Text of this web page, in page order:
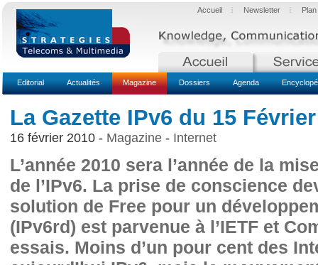
Accueil Newsletter
Editorial Actualités Magazine Dossiers Agenda
La Gazette IPv6 du 15
16 février 2010 - Magazine- Internet
L’année 2010 sera l’année de la
de l’IPv6. La prise de conscience
solution de Free pour un
(IPv6rd) est parvenue à l’IETF et
essais. Moins d’un pour cent des